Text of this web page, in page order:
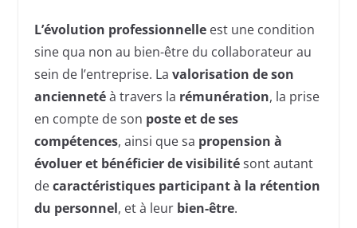
L’évolution professionnelleest une condition
sine qua non au bien-être du collaborateur au
sein de l’entreprise. La valorisation de son
anciennetéà travers la rémunération, la prise
en compte de son poste et de ses
compétences, ainsi que sa propension à
évoluer et bénéficier de visibilitésont autant
decaractéristiques participant à la rétention
du personnel, et à leur bien-être.